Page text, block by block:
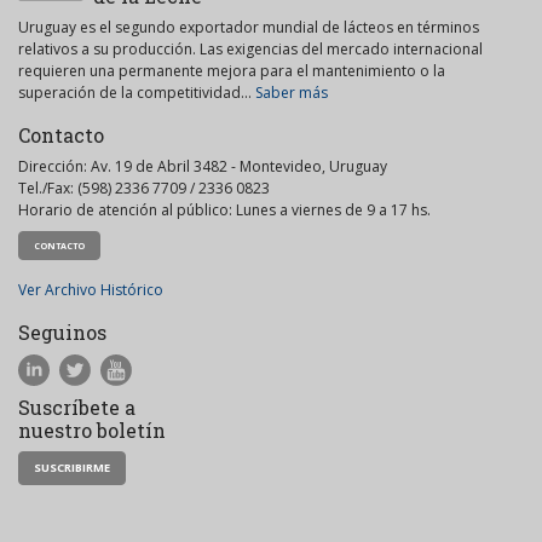
Uruguay es el segundo exportador mundial de lácteos en términos
relativos a su producción. Las exigencias del mercado internacional
requieren una permanente mejora para el mantenimiento o la
superación de la competitividad... Saber más
Contacto
Dirección: Av. 19 de Abril 3482 - Montevideo, Uruguay
Tel./Fax: (598) 2336 7709 / 2336 0823
Horario de atención al público: Lunes a viernes de 9 a 17 hs.
CONTACTO
Ver Archivo Histórico
Seguinos
Suscríbete a
nuestro boletín
SUSCRIBIRME